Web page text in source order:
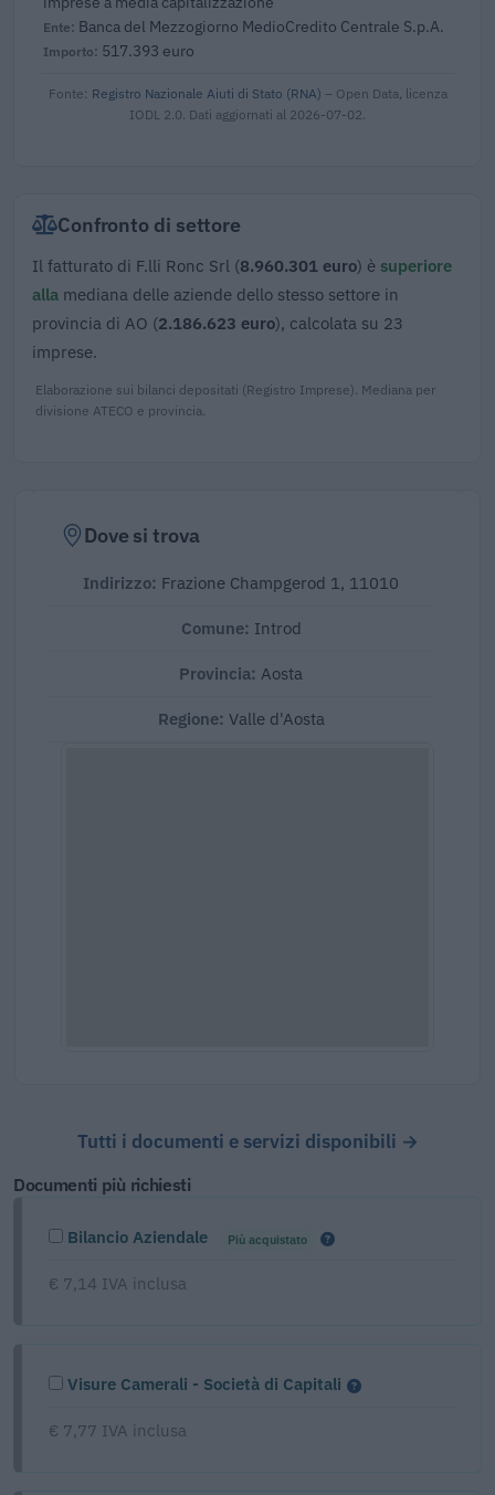
Banca del Mezzogiorno MedioCredito Centrale S.p.A.
517.393 euro
Fonte: Registro Nazionale Aiuti di Stato (RNA) – Open Data, licenza
IODL 2.0. Dati aggiornati al 2026-07-02.
Confronto di settore
Il fatturato di F.lli Ronc Srl (8.960.301 euro) è superiore
alla mediana delle aziende dello stesso settore in
provincia di AO (2.186.623 euro), calcolata su 23
imprese.
Elaborazione sui bilanci depositati (Registro Imprese). Mediana per
divisione ATECO e provincia.
Dove si trova
Indirizzo: Frazione Champgerod 1, 11010
Comune: Introd
Provincia: Aosta
Regione: Valle d'Aosta
Tutti i documenti e servizi disponibili →
Documenti più richiesti
Bilancio Aziendale Più acquistato
€ 7,14 IVA inclusa
Visure Camerali - Società di Capitali
€ 7,77 IVA inclusa